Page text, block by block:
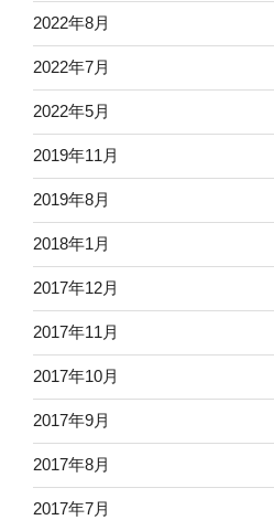
2022年8月
2022年7月
2022年5月
2019年11月
2019年8月
2018年1月
2017年12月
2017年11月
2017年10月
2017年9月
2017年8月
2017年7月